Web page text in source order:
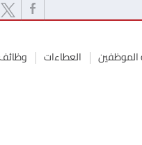
الموظفين العطاءات